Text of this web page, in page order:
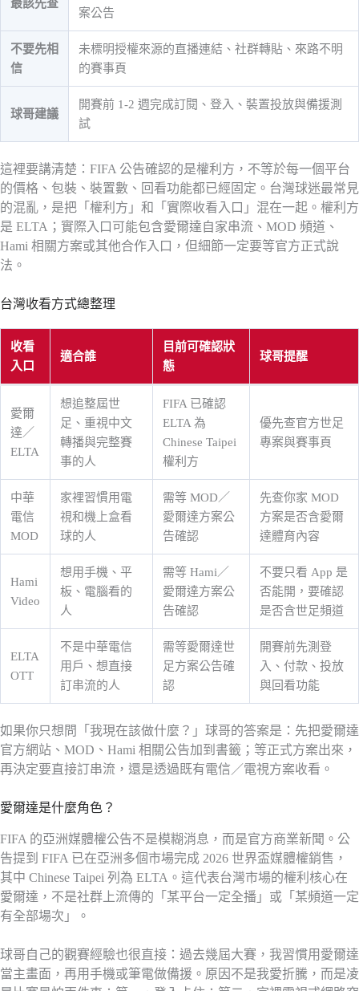
最該先查
案公告
不要先相
信
未標明授權來源的直播連結、社群轉貼、來路不明
的賽事頁
球哥建議
開賽前 1-2 週完成訂閱、登入、裝置投放與備援測
試
這裡要講清楚：FIFA 公告確認的是權利方，不等於每一個平台
的價格、包裝、裝置數、回看功能都已經固定。台灣球迷最常見
的混亂，是把「權利方」和「實際收看入口」混在一起。權利方
是 ELTA；實際入口可能包含愛爾達自家串流、MOD 頻道、
Hami 相關方案或其他合作入口，但細節一定要等官方正式說
法。
台灣收看方式總整理
收看
入口
適合誰
目前可確認狀
態
球哥提醒
愛爾
達／
ELTA
想追整屆世
足、重視中文
轉播與完整賽
事的人
FIFA 已確認
ELTA 為
Chinese Taipei
權利方
優先查官方世足
專案與賽事頁
中華
電信
MOD
家裡習慣用電
視和機上盒看
球的人
需等 MOD／
愛爾達方案公
告確認
先查你家 MOD
方案是否含愛爾
達體育內容
Hami
Video
想用手機、平
板、電腦看的
人
需等 Hami／
愛爾達方案公
告確認
不要只看 App 是
否能開，要確認
是否含世足頻道
ELTA
OTT
不是中華電信
用戶、想直接
訂串流的人
需等愛爾達世
足方案公告確
認
開賽前先測登
入、付款、投放
與回看功能
如果你只想問「我現在該做什麼？」球哥的答案是：先把愛爾達
官方網站、MOD、Hami 相關公告加到書籤；等正式方案出來，
再決定要直接訂串流，還是透過既有電信／電視方案收看。
愛爾達是什麼角色？
FIFA 的亞洲媒體權公告不是模糊消息，而是官方商業新聞。公
告提到 FIFA 已在亞洲多個市場完成 2026 世界盃媒體權銷售，
其中 Chinese Taipei 列為 ELTA。這代表台灣市場的權利核心在
愛爾達，不是社群上流傳的「某平台一定全播」或「某頻道一定
有全部場次」。
球哥自己的觀賽經驗也很直接：過去幾屆大賽，我習慣用愛爾達
當主畫面，再用手機或筆電做備援。原因不是我愛折騰，而是凌